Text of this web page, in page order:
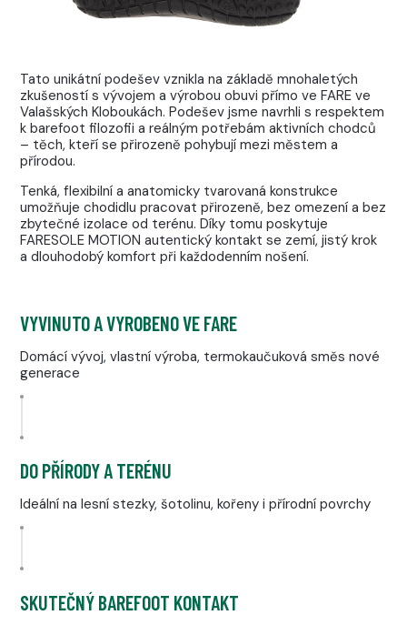
Tato unikátní podešev vznikla na základě mnohaletých
zkušeností s vývojem a výrobou obuvi přímo ve FARE ve
Valašských Kloboukách. Podešev jsme navrhli s respektem
k barefoot filozofii a reálným potřebám aktivních chodců
– těch, kteří se přirozeně pohybují mezi městem a
přírodou.
Tenká, flexibilní a anatomicky tvarovaná konstrukce
umožňuje chodidlu pracovat přirozeně, bez omezení a bez
zbytečné izolace od terénu. Díky tomu poskytuje
FARESOLE MOTION autentický kontakt se zemí, jistý krok
a dlouhodobý komfort při každodenním nošení.
VYVINUTO A VYROBENO VE FARE
Domácí vývoj, vlastní výroba, termokaučuková směs nové
generace
DO PŘÍRODY A TERÉNU
Ideální na lesní stezky, šotolinu, kořeny i přírodní povrchy
SKUTEČNÝ BAREFOOT KONTAKT